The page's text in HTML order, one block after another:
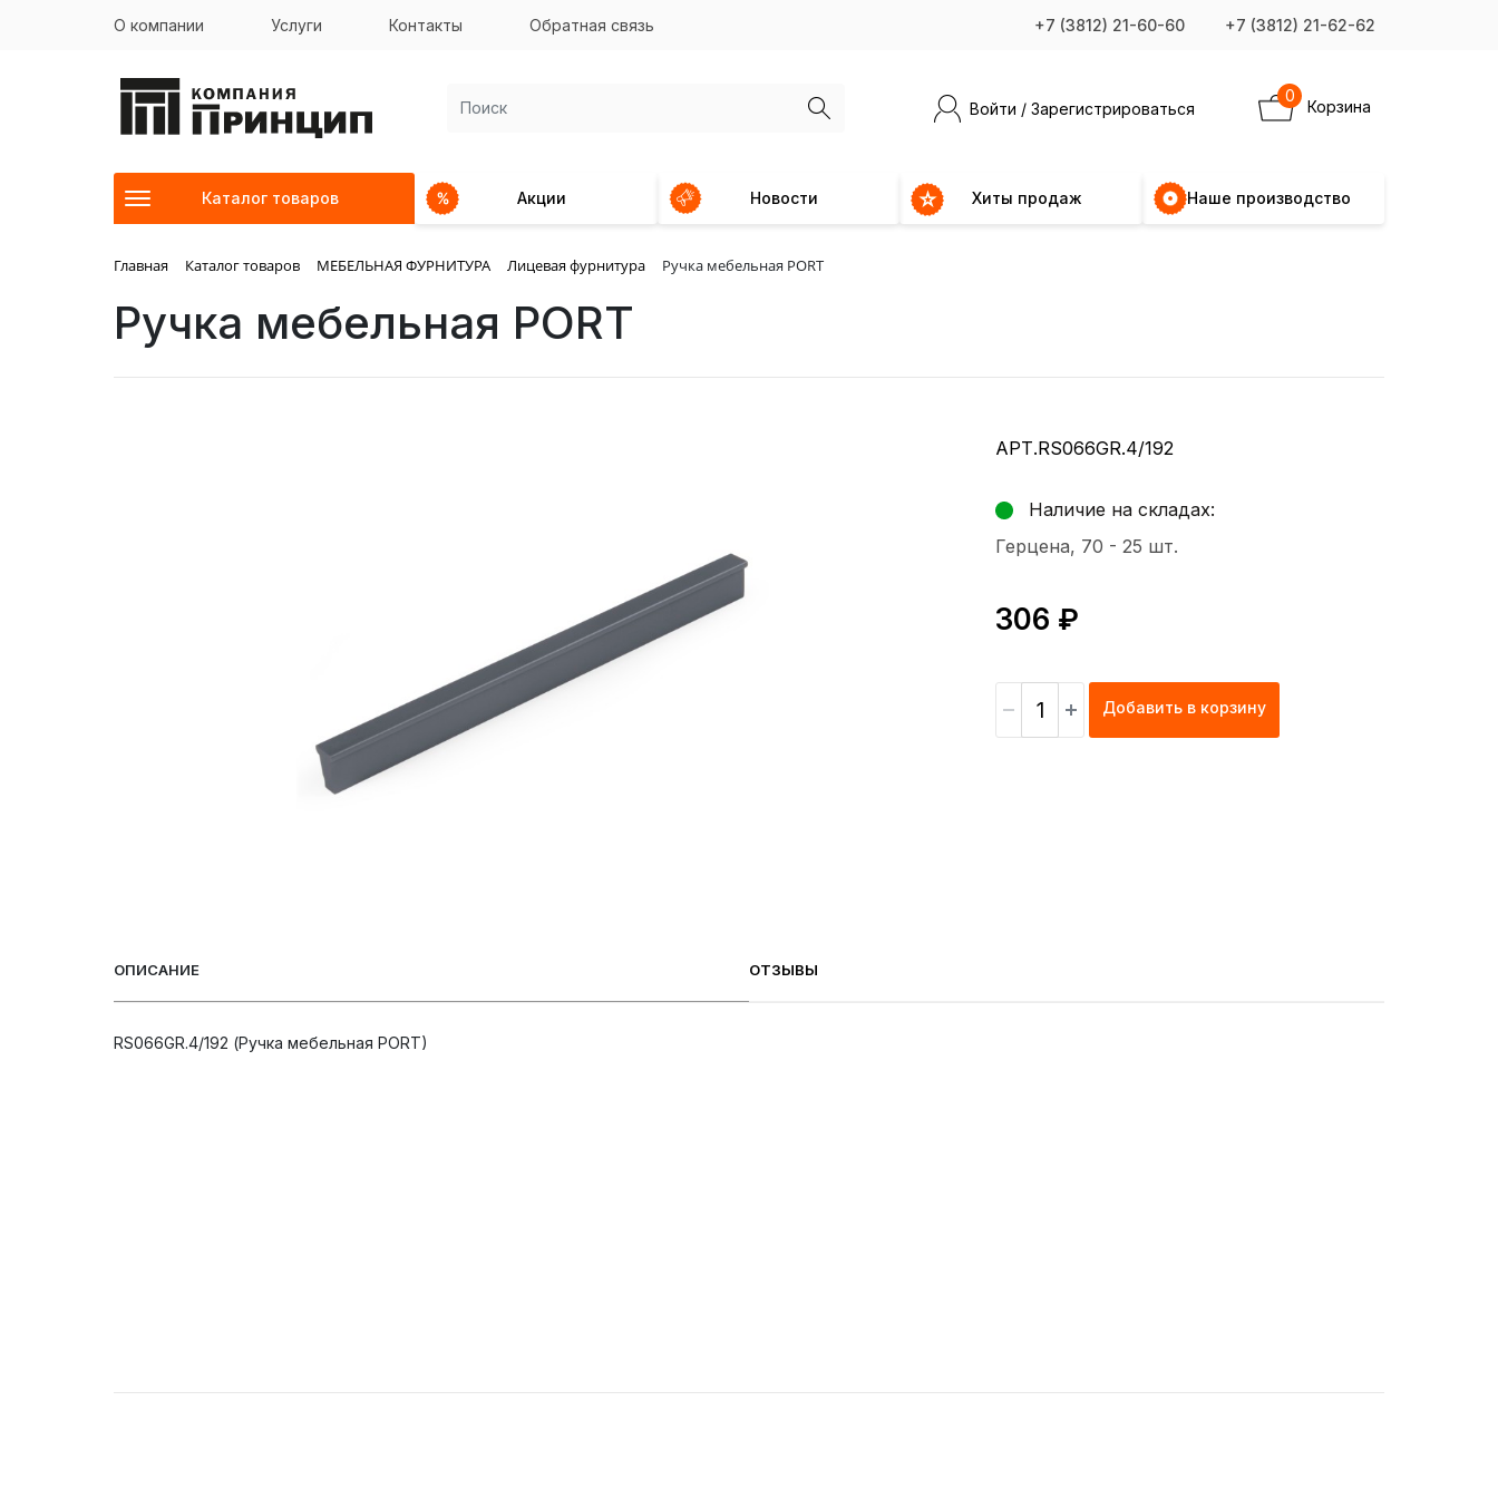
О компании Услуги Контакты Обратная связь +7 (3812) 21-60-60 +7 (3812) 21-62-62
Войти / Зарегистрироваться Корзина
0
Каталог товаров Акции Новости Хиты продаж Наше производство
Главная Каталог товаров МЕБЕЛЬНАЯ ФУРНИТУРА Лицевая фурнитура Ручка мебельная PORT
Ручка мебельная PORT
АРТ.RS066GR.4/192
Наличие на складах:
Герцена, 70 - 25 шт.
306 ₽
Добавить в корзину
ОПИСАНИЕ ОТЗЫВЫ
RS066GR.4/192 (Ручка мебельная PORT)